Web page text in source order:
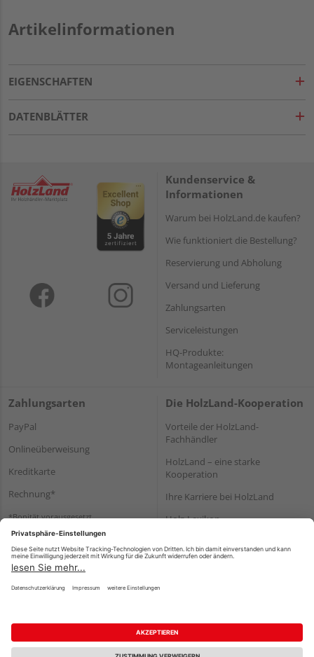
Artikelinformationen
EIGENSCHAFTEN
DATENBLÄTTER
Kundenservice &
Informationen
Warum bei HolzLand.de kaufen?
Wie funktioniert die Bestellung?
Reservierung und Abholung
Versand und Lieferung
Zahlungsarten
Serviceleistungen
HQ-Produkte:
Montageanleitungen
Zahlungsarten
PayPal
Onlineüberweisung
Kreditkarte
Rechnung*
*Bonität vorausgesetzt
Die HolzLand-Kooperation
Vorteile der HolzLand-
Fachhändler
HolzLand – eine starke
Kooperation
Ihre Karriere bei HolzLand
Holz-Lexikon
Impressum Datenschutz
Nutzungsbedingungen
Barrierefreiheitserklärung
Vertrag widerrufen